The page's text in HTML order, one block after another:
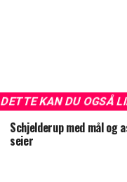
DETTE KAN DU OGSÅ
Schjelderup med mål og
seier